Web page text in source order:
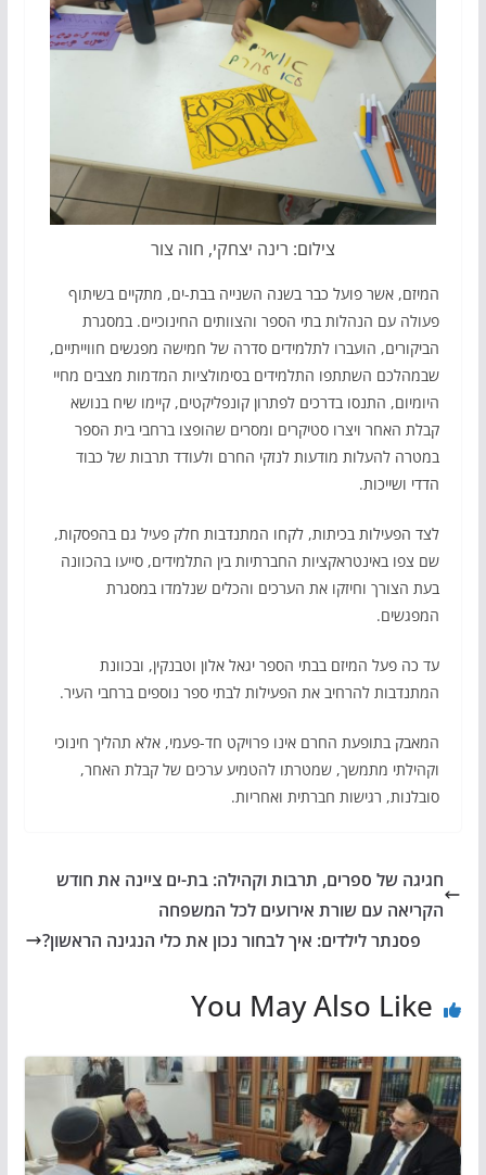
צילום: רינה יצחקי, חוה צור
המיזם, אשר פועל כבר בשנה השנייה בבת-ים, מתקיים בשיתוף
פעולה עם הנהלות בתי הספר והצוותים החינוכיים. במסגרת
הביקורים, הועברו לתלמידים סדרה של חמישה מפגשים חווייתיים,
שבמהלכם השתתפו התלמידים בסימולציות המדמות מצבים מחיי
היומיום, התנסו בדרכים לפתרון קונפליקטים, קיימו שיח בנושא
קבלת האחר ויצרו סטיקרים ומסרים שהופצו ברחבי בית הספר
במטרה להעלות מודעות לנזקי החרם ולעודד תרבות של כבוד
הדדי ושייכות.
לצד הפעילות בכיתות, לקחו המתנדבות חלק פעיל גם בהפסקות,
שם צפו באינטראקציות החברתיות בין התלמידים, סייעו בהכוונה
בעת הצורך וחיזקו את הערכים והכלים שנלמדו במסגרת
המפגשים.
עד כה פעל המיזם בבתי הספר יגאל אלון וטבנקין, ובכוונת
המתנדבות להרחיב את הפעילות לבתי ספר נוספים ברחבי העיר.
המאבק בתופעת החרם אינו פרויקט חד-פעמי, אלא תהליך חינוכי
וקהילתי מתמשך, שמטרתו להטמיע ערכים של קבלת האחר,
סובלנות, רגישות חברתית ואחריות.
חגיגה של ספרים, תרבות וקהילה: בת-ים ציינה את חודש
הקריאה עם שורת אירועים לכל המשפחה
פסנתר לילדים: איך לבחור נכון את כלי הנגינה הראשון?
You May Also Like